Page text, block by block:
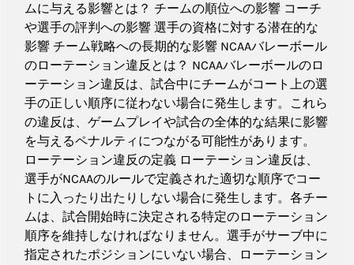
ムに与える影響とは？ チームの順位への影響 コーチ
や選手の評判への影響 選手の資格に対する潜在的な
影響 チーム戦略への長期的な影響 NCAAバレーボール
のローテーション違反とは？ NCAAバレーボールのロ
ーテーション違反は、試合中にチームがコート上の選
手の正しい順序に従わない場合に発生します。これら
の違反は、ゲームプレイや試合の全体的な結果に影響
を与えるペナルティにつながる可能性があります。
ローテーション違反の定義 ローテーション違反は、
選手がNCAAのルールで定義された適切な順序でコー
トに入ったり出たりしない場合に発生します。各チー
ムは、試合開始時に決定される特定のローテーション
順序を維持しなければなりません。選手がサーブ中に
指定されたポジションにいない場合、ローテーション